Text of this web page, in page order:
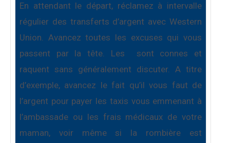
En attendant le départ, réclamez à intervalle
régulier des transferts d’argent avec Western
Union. Avancez toutes les excuses qui vous
passent par la tête. Les
sont connes et
raquent sans généralement discuter. A titre
d’exemple, avancez le fait qu’il vous faut de
l’argent pour payer les taxis vous emmenant à
l’ambassade ou les frais médicaux de votre
maman, voir même si la rombière est